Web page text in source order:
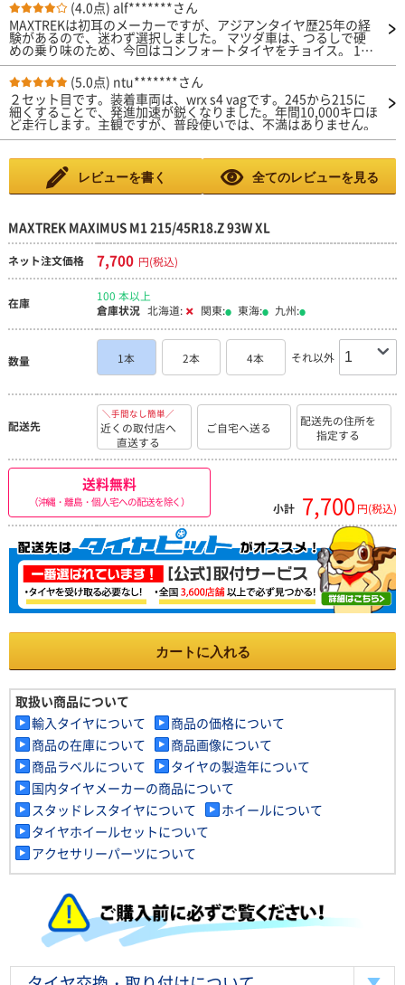
(4.0点) alf*******さん
MAXTREKは初耳のメーカーですが、アジアンタイヤ歴25年の経
験があるので、迷わず選択しました。 マツダ車は、つるしで硬
めの乗り味のため、今回はコンフォートタイヤをチョイス。 100
km程度乗った感想としては、概ね良いです👍 低速域（30km位
まで）で少し硬めで、バタつく感じはしますが、速度が増すごと
に乗り心地も良くなります。静粛性も価格の割には良いと思いま
す。 まだ慣らしに近いので、走行性能は辛口な評価になります
が、馴染んでくれば評価は変わると思います。 燃費や耐久性は
現段階では不明ですが、トータルで考えれば、コストパフォーマ
ンスの高いタイヤだと思います。
(5.0点) ntu*******さん
２セット目です。装着車両は、wrx s4 vagです。245から215に
細くすることで、発進加速が鋭くなりました。年間10,000キロほ
ど走行します。主観ですが、普段使いでは、不満はありません。
レビューを書く 全てのレビューを見る
MAXTREK MAXIMUS M1 215/45R18.Z 93W XL
ネット注文価格 7,700 円(税込)
在庫
100 本以上
倉庫状況 北海道: 関東: 東海: 九州:
数量 1本 2本 4本 それ以外
配送先
＼手間なし簡単／
近くの取付店へ
直送する
ご自宅へ送る
配送先の住所を
指定する
送料無料
（沖縄・離島・個人宅への配送を除く） 小計 7,700 円(税込)
カートに入れる
取扱い商品について
輸入タイヤについて
商品の価格について
商品の在庫について
商品画像について
商品ラベルについて
タイヤの製造年について
国内タイヤメーカーの商品について
スタッドレスタイヤについて
ホイールについて
タイヤホイールセットについて
アクセサリーパーツについて